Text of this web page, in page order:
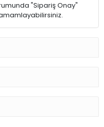
"Sipariş Onay"